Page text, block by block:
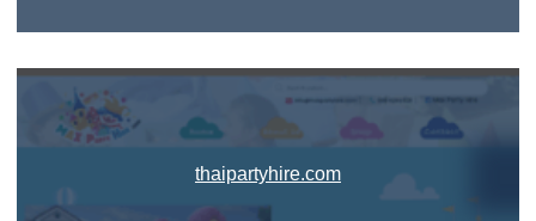
thaipartyhire.com